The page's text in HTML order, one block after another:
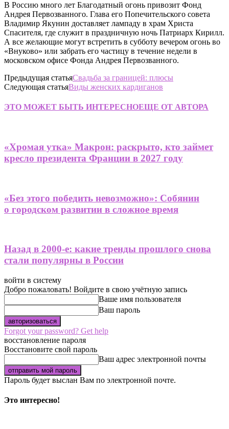
В Россию много лет Благодатный огонь привозит Фонд
Андрея Первозванного. Глава его Попечительского совета
Владимир Якунин доставляет лампаду в храм Христа
Спасителя, где служит в праздничную ночь Патриарх Кирилл.
А все желающие могут встретить в субботу вечером огонь во
«Внуково» или забрать его частицу в течение недели в
московском офисе Фонда Андрея Первозванного.
Предыдущая статьяСвадьба за границей: плюсы
Следующая статьяВиды женских кардиганов
ЭТО МОЖЕТ БЫТЬ ИНТЕРЕСНОЕЩЕ ОТ АВТОРА
«Хромая утка» Макрон: раскрыто, кто займет
кресло президента Франции в 2027 году
«Без этого победить невозможно»: Собянин
о городском развитии в сложное время
Назад в 2000-е: какие тренды прошлого снова
стали популярны в России
войти в систему
Добро пожаловать! Войдите в свою учётную запись
Ваше имя пользователя
Ваш пароль
Forgot your password? Get help
восстановление пароля
Восстановите свой пароль
Ваш адрес электронной почты
Пароль будет выслан Вам по электронной почте.
Это интересно!